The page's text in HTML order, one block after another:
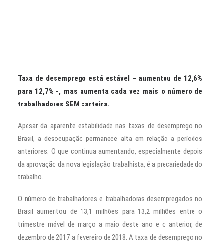
Taxa de desemprego está estável – aumentou de 12,6%
para 12,7% -, mas aumenta cada vez mais o número de
trabalhadores SEM carteira.
Apesar da aparente estabilidade nas taxas de desemprego no
Brasil, a desocupação permanece alta em relação a períodos
anteriores. O que continua aumentando, especialmente depois
da aprovação da nova legislação trabalhista, é a precariedade do
trabalho.
O número de trabalhadores e trabalhadoras desempregados no
Brasil aumentou de 13,1 milhões para 13,2 milhões entre o
trimestre móvel de março a maio deste ano e o anterior, de
dezembro de 2017 a fevereiro de 2018. A taxa de desemprego no